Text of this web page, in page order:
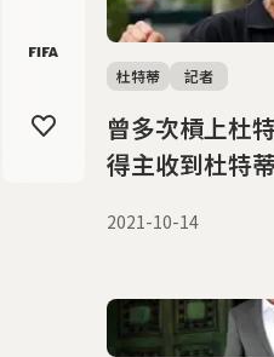
曾多次槓上杜
得主收到杜特
杜特蒂 記者
2021-10-14